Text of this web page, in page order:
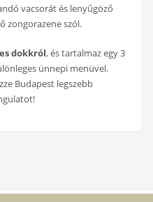
vacsorát és lenyűgöző
zongorazene szól.
dokkról, és tartalmaz egy 3
ünnepi menüvel.
Budapest legszebb